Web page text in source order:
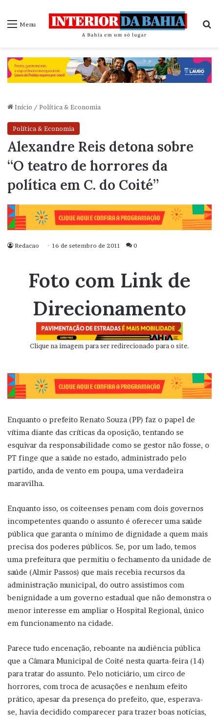
Menu
Início / Política & Economia
Política & Economia
Alexandre Reis detona sobre
“O teatro de horrores da
política em C. do Coité”
Redacao 16 de setembro de 2011 0
Foto com Link de
Direcionamento
Clique na imagem para ser redirecionado para o site.
Enquanto o prefeito Renato Souza (PP) faz o papel de
vítima diante das críticas da oposição, tentando se
esquivar da responsabilidade como se gestor não fosse, o
PT finge que a saúde no estado, administrado pelo
partido, anda de vento em poupa, uma verdadeira
maravilha.
Enquanto isso, os coiteenses penam com dois governos
incompetentes quando o assunto é oferecer uma saúde
pública que garanta o mínimo de dignidade a quem mais
precisa dos poderes públicos. Se, por um lado, temos
uma prefeitura que permitiu o fechamento da unidade de
saúde (Almir Passos) que mais recebia recursos da
administração municipal, do outro assistimos com
benignidade a um governo estadual que não demonstra o
menor interesse em ampliar o Hospital Regional, único
em funcionamento na cidade.
Parece tudo encenação, reboante na audiência pública
que a Câmara Municipal de Coité nesta quarta-feira (14)
para tratar do assunto. Pelo noticiário, um circo de
horrores, com troca de acusações e nenhum efeito
prático, apesar da presença do prefeito, que, esperava-
se, havia decidido comparecer para trazer boas notícias,